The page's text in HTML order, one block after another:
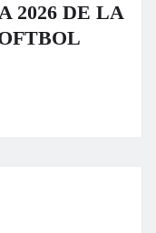
2026 DE LA